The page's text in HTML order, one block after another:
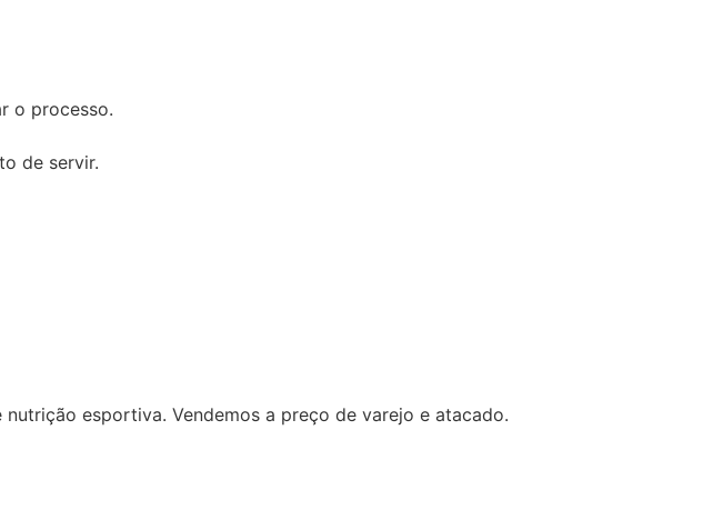
o processo.
de servir.
esportiva. Vendemos a preço de varejo e atacado.